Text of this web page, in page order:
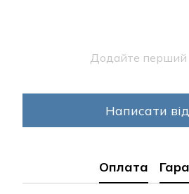
Додайте перший
Написати
Оплата